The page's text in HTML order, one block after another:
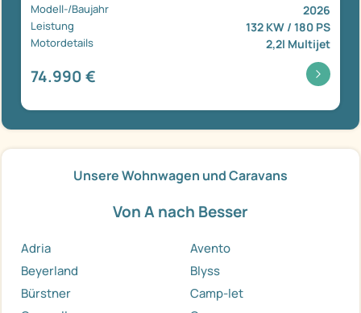
Modell-/Baujahr 2026
Leistung 132 KW / 180 PS
Motordetails 2,2l Multijet
74.990 €
Unsere Wohnwagen und Caravans
Von A nach Besser
Adria
Avento
Beyerland
Blyss
Bürstner
Camp-let